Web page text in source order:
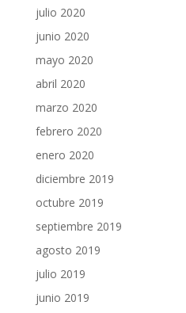
julio 2020
junio 2020
mayo 2020
abril 2020
marzo 2020
febrero 2020
enero 2020
diciembre 2019
octubre 2019
septiembre 2019
agosto 2019
julio 2019
junio 2019